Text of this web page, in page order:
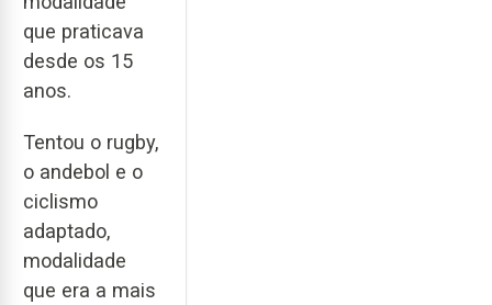
que praticava
desde os 15
anos.
Tentou o rugby,
o andebol e o
ciclismo
adaptado,
modalidade
que era a mais